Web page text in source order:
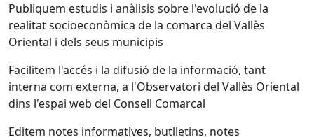
Publiquem estudis i anàlisis sobre l'evolució de la
realitat socioeconòmica de la comarca del Vallès
Oriental i dels seus municipis
Facilitem l'accés i la difusió de la informació, tant
interna com externa, a l'Observatori del Vallès Oriental
dins l'espai web del Consell Comarcal
Editem notes informatives, butlletins, notes